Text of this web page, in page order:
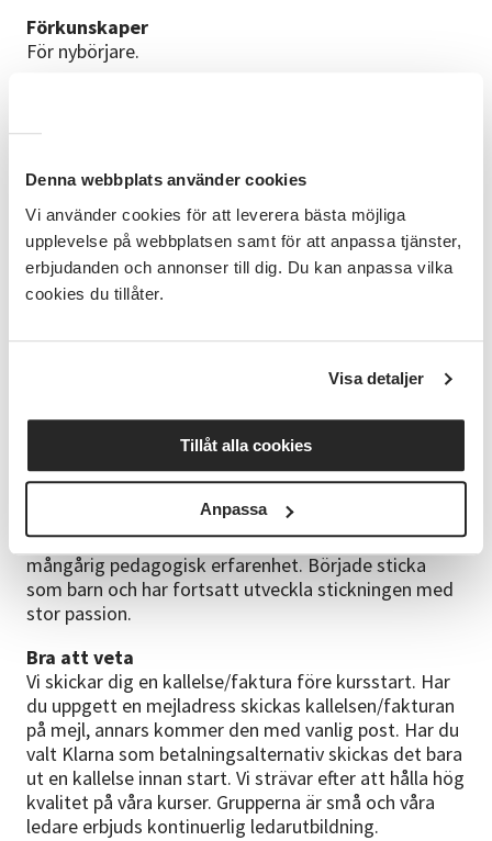
Denna webbplats använder cookies
Vi använder cookies för att leverera bästa möjliga
upplevelse på webbplatsen samt för att anpassa tjänster,
erbjudanden och annonser till dig. Du kan anpassa vilka
cookies du tillåter.
Visa detaljer
Tillåt alla cookies
Anpassa
Förkunskaper
För nybörjare.
Aviga maskor
Hoptagning
Ökningar
Avmaskning
Enklare mönster
Material
kontaktar dig för möjlighet till vägledning kring
Kursen är varannan vecka.
Elin Lönn. Utbildad Hemslöjdskonsulent med
mångårig pedagogisk erfarenhet. Började sticka
som barn och har fortsatt utveckla stickningen med
stor passion.
Bra att veta
Vi skickar dig en kallelse/faktura före kursstart. Har
du uppgett en mejladress skickas kallelsen/fakturan
på mejl, annars kommer den med vanlig post. Har du
valt Klarna som betalningsalternativ skickas det bara
ut en kallelse innan start. Vi strävar efter att hålla hög
kvalitet på våra kurser. Grupperna är små och våra
ledare erbjuds kontinuerlig ledarutbildning.